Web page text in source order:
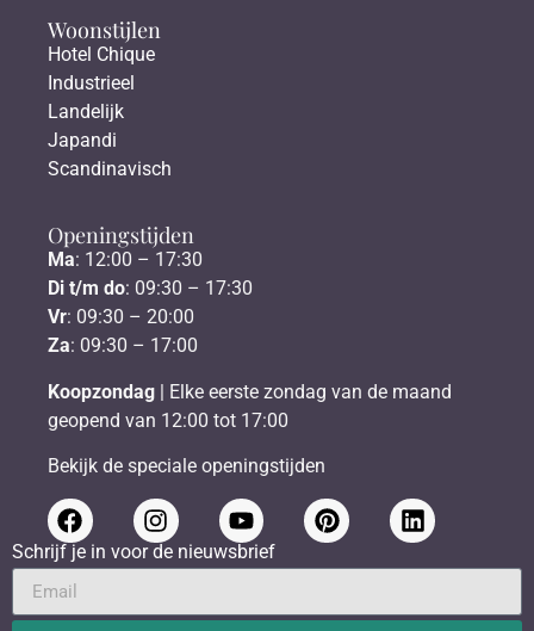
Woonstijlen
Hotel Chique
Industrieel
Landelijk
Japandi
Scandinavisch
Openingstijden
Ma: 12:00 – 17:30
Di t/m do: 09:30 – 17:30
Vr: 09:30 – 20:00
Za: 09:30 – 17:00
Koopzondag | Elke eerste zondag van de maand
geopend van 12:00 tot 17:00
Bekijk de speciale openingstijden
Schrijf je in voor de nieuwsbrief